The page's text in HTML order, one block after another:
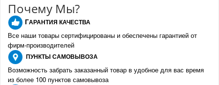
Почему Мы?
ГАРАНТИЯ КАЧЕСТВА
Все наши товары сертифицированы и обеспечены гарантией от
фирм-производителей
ПУНКТЫ САМОВЫВОЗА
Возможность забрать заказанный товар в удобное для вас время
из более 100 пунктов самовывоза